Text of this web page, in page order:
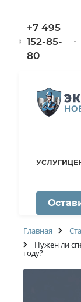
+7 495
152-85-
80
УСЛУГИ
Главная
Нужен ли
году?